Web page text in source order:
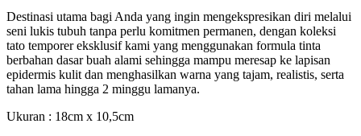
Destinasi utama bagi Anda yang ingin mengekspresikan diri melalui
seni lukis tubuh tanpa perlu komitmen permanen, dengan koleksi
tato temporer eksklusif kami yang menggunakan formula tinta
berbahan dasar buah alami sehingga mampu meresap ke lapisan
epidermis kulit dan menghasilkan warna yang tajam, realistis, serta
tahan lama hingga 2 minggu lamanya.
Ukuran : 18cm x 10,5cm